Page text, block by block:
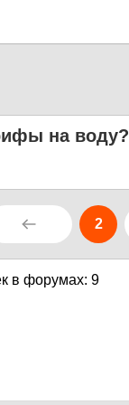
на воду?
2